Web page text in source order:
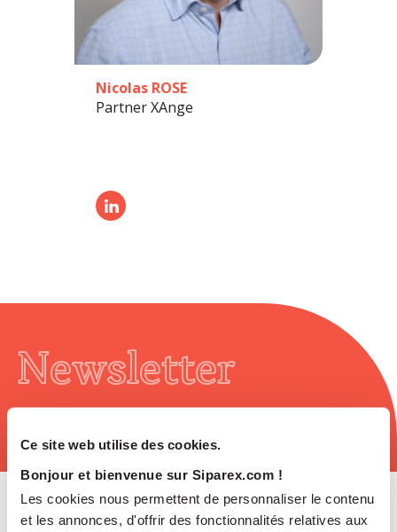
Ce site web utilise des cookies.
Bonjour et bienvenue sur Siparex.com !
Les cookies nous permettent de personnaliser le contenu
et les annonces, d'offrir des fonctionnalités relatives aux
Nicolas ROSE
Partner XAnge
Newsletter